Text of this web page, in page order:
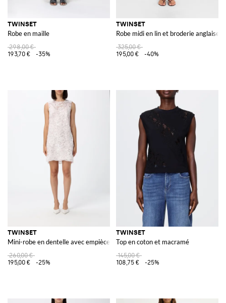
TWINSET
Robe en maille
298,00 €
193,70 €
-35%
TWINSET
Robe midi en lin et broderie anglaise
325,00 €
195,00 €
-40%
TWINSET
Mini-robe en dentelle avec empiècements en dentelle
260,00 €
195,00 €
-25%
TWINSET
Top en coton et macramé
145,00 €
108,75 €
-25%